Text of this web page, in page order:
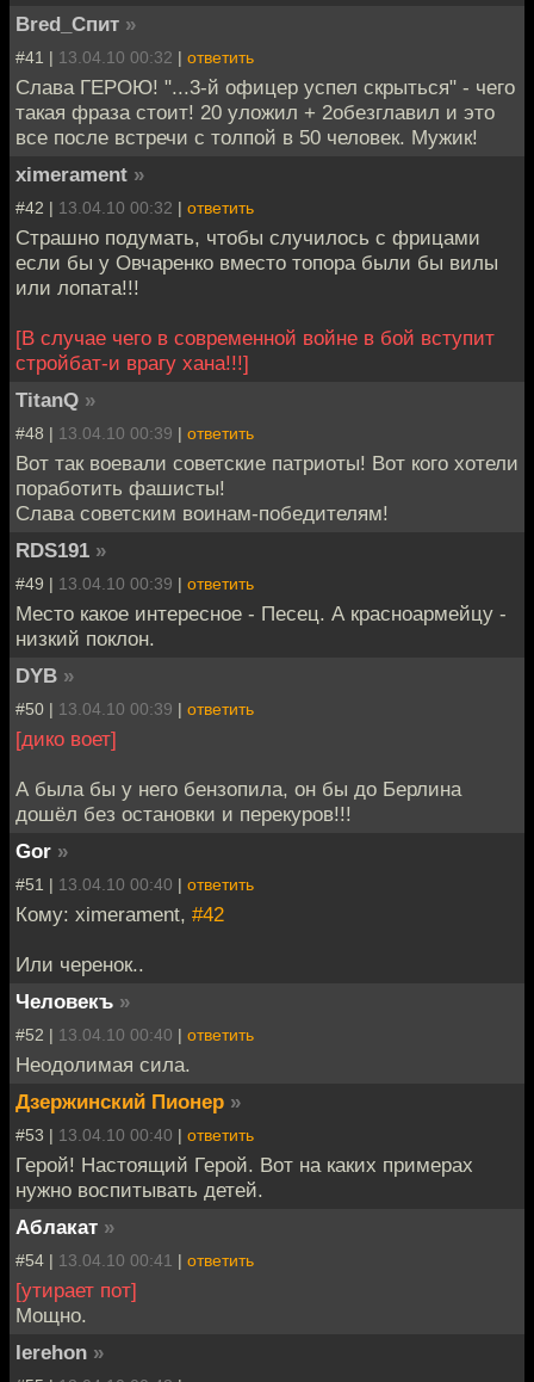
Bred_Спит »
#41 | 13.04.10 00:32 | ответить
Слава ГЕРОЮ! "...3-й офицер успел скрыться" - чего
такая фраза стоит! 20 уложил + 2обезглавил и это
все после встречи с толпой в 50 человек. Мужик!
ximerament »
#42 | 13.04.10 00:32 | ответить
Страшно подумать, чтобы случилось с фрицами
если бы у Овчаренко вместо топора были бы вилы
или лопата!!!
[В случае чего в современной войне в бой вступит
стройбат-и врагу хана!!!]
TitanQ »
#48 | 13.04.10 00:39 | ответить
Вот так воевали советские патриоты! Вот кого хотели
поработить фашисты!
Слава советским воинам-победителям!
RDS191 »
#49 | 13.04.10 00:39 | ответить
Место какое интересное - Песец. А красноармейцу -
низкий поклон.
DYB »
#50 | 13.04.10 00:39 | ответить
[дико воет]
А была бы у него бензопила, он бы до Берлина
дошёл без остановки и перекуров!!!
Gor »
#51 | 13.04.10 00:40 | ответить
Кому: ximerament, #42
Или черенок..
Человекъ »
#52 | 13.04.10 00:40 | ответить
Неодолимая сила.
Дзержинский Пионер »
#53 | 13.04.10 00:40 | ответить
Герой! Настоящий Герой. Вот на каких примерах
нужно воспитывать детей.
Аблакат »
#54 | 13.04.10 00:41 | ответить
[утирает пот]
Мощно.
Ierehon »